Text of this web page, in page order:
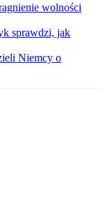
wolności
sprawdzi, jak
Niemcy o